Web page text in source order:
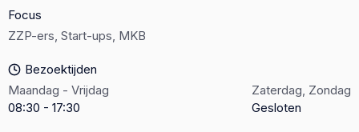
Focus
ZZP-ers, Start-ups, MKB
Bezoektijden
Maandag - Vrijdag
08:30 - 17:30
Zaterdag, Zondag
Gesloten